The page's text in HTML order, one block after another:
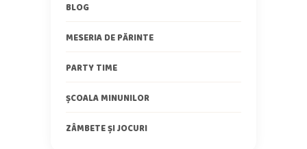
BLOG
MESERIA DE PĂRINTE
PARTY TIME
ȘCOALA MINUNILOR
ZÂMBETE ȘI JOCURI